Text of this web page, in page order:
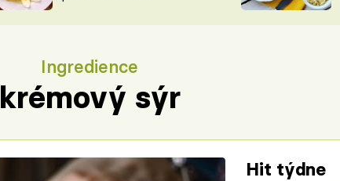
ŠÉFREDAKTORKY
Ingredience
krémový sýr
Hit týdne